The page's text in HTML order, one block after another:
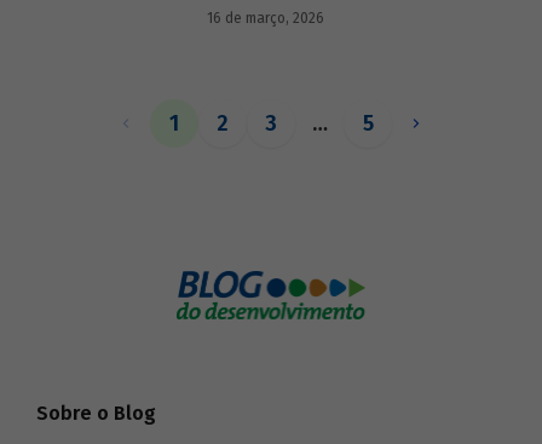
16 de março, 2026
1 2 3 … 5
Sobre o Blog